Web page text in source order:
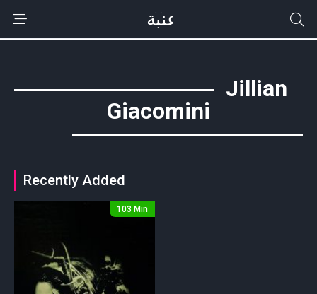
Jillian
Giacomini
Recently Added
103 Min